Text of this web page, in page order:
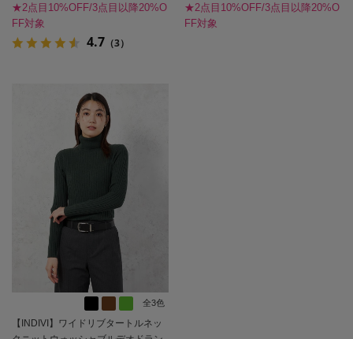
★2点目10%OFF/3点目以降20%O
FF対象
4.7 （3）
★2点目10%OFF/3点目以降20%O
FF対象
全3色
【INDIVI】ワイドリブタートルネッ